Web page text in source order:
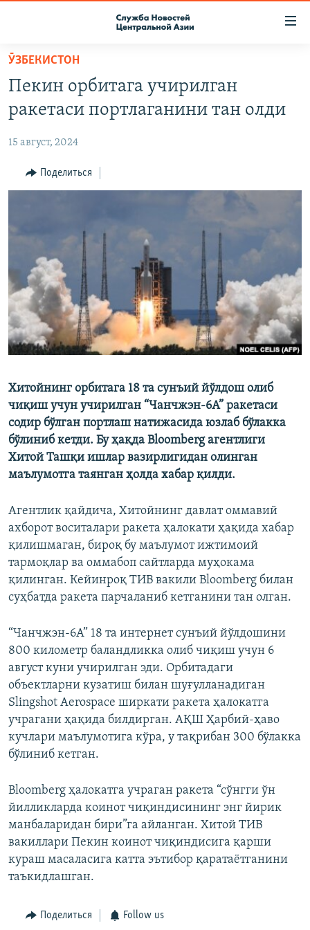
Вернуться
основному
содержанию
Вернутся
навигации
Вернутся
поиску
КОНТАКТЫ
RFE/RL ДИРЕКТ
НАСТОЯЩЕЕ ВРЕМЯ
ӮЗБЕКИСТОН
Пекин орбитага учирилган
ракетаси портлаганини тан олди
15 август, 2024
Поделиться
Хитойнинг орбитага 18 та сунъий йўлдош олиб
чиқиш учун учирилган “Чанчжэн-6А” ракетаси
содир бўлган портлаш натижасида юзлаб бўлакка
бўлиниб кетди. Бу ҳақда Bloomberg агентлиги
Хитой Ташқи ишлар вазирлигидан олинган
маълумотга таянган ҳолда хабар қилди.
Агентлик қайдича, Хитойнинг давлат оммавий
ахборот воситалари ракета ҳалокати ҳақида хабар
қилишмаган, бироқ бу маълумот ижтимоий
тармоқлар ва оммабоп сайтларда муҳокама
қилинган. Кейинроқ ТИВ вакили Bloomberg билан
суҳбатда ракета парчаланиб кетганини тан олган.
“Чанчжэн-6А” 18 та интернет сунъий йўлдошини
800 километр баландликка олиб чиқиш учун 6
август куни учирилган эди. Орбитадаги
объектларни кузатиш билан шуғулланадиган
Slingshot Aerospace ширкати ракета ҳалокатга
учрагани ҳақида билдирган. АҚШ Ҳарбий-ҳаво
кучлари маълумотига кўра, у тақрибан 300 бўлакка
бўлиниб кетган.
Bloomberg ҳалокатга учраган ракета “сўнгги ўн
йилликларда коинот чиқиндисининг энг йирик
манбаларидан бири”га айланган. Хитой ТИВ
вакиллари Пекин коинот чиқиндисига қарши
кураш масаласига катта эътибор қаратаётганини
таъкидлашган.
Поделиться Follow us